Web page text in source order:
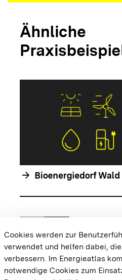
Ähnliche
arrow_forward Bioenergiedorf Wald
Zur vorhergehenden
chevron_rightZur nächsten
{{#displayPraxisbeispielMap}}
{{/displayPraxisbeispielMap}}
Cookies werden zur
verwendet und helfen dabei,
verbessern. Im Energieatlas
notwendige Cookies zum